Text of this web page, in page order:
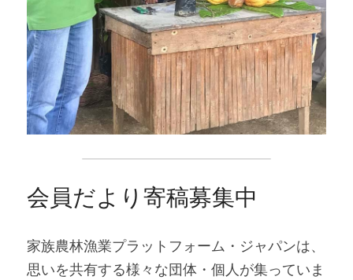
会員だより寄稿募集中
家族農林漁業プラットフォーム・ジャパンは、
思いを共有する様々な団体・個人が集っていま